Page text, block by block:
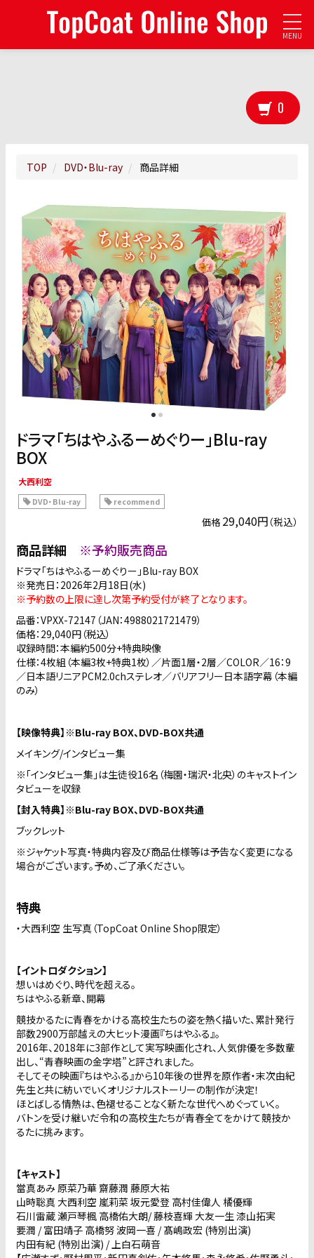
MENU
0
TOP DVD・Blu-ray 商品詳細
ドラマ「ちはやふるーめぐりー」Blu-ray
BOX
大西利空
DVD・Blu-ray recommend
価格 29,040円 （税込）
商品詳細 ※予約販売商品
ドラマ「ちはやふるーめぐりー」Blu-ray BOX
※発売日：2026年2月18日(水)
※予約数の上限に達し次第予約受付が終了となります。
品番：VPXX-72147（JAN：4988021721479）
価格：29,040円（税込）
収録時間：本編約500分+特典映像
仕様：4枚組（本編3枚+特典1枚）／片面1層・2層／COLOR／16：9
／日本語リニアPCM2.0chステレオ／バリアフリー日本語字幕（本編
のみ）
【映像特典】※Blu-ray BOX、DVD-BOX共通
メイキング/インタビュー集
※「インタビュー集」は生徒役16名（梅園・瑞沢・北央）のキャストイン
タビューを収録
【封入特典】※Blu-ray BOX、DVD-BOX共通
ブックレット
※ジャケット写真・特典内容及び商品仕様等は予告なく変更になる
場合がございます。予め、ご了承ください。
特典
・大西利空 生写真（TopCoat Online Shop限定）
【イントロダクション】
想いはめぐり、時代を超える。
ちはやふる新章、開幕
競技かるたに青春をかける高校生たちの姿を熱く描いた、累計発行
部数2900万部越えの大ヒット漫画『ちはやふる』。
2016年、2018年に3部作として実写映画化され、人気俳優を多数輩
出し、“青春映画の金字塔”と評されました。
そしてその映画『ちはやふる』から10年後の世界を原作者・末次由紀
先生と共に紡いでいくオリジナルストーリーの制作が決定！
ほとばしる情熱は、色褪せることなく新たな世代へめぐっていく。
バトンを受け継いだ令和の高校生たちが青春全てをかけて競技か
るたに挑みます。
【キャスト】
當真あみ 原菜乃華 齋藤潤 藤原大祐
山時聡真 大西利空 嵐莉菜 坂元愛登 高村佳偉人 橘優輝
石川雷蔵 瀬戸琴楓 高橋佑大朗/ 藤枝喜輝 大友一生 漆山拓実
要潤 / 富田靖子 高橋努 波岡一喜 / 髙嶋政宏 (特別出演)
内田有紀 (特別出演) / 上白石萌音